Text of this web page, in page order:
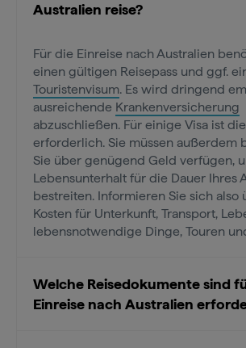
Australien reise?
Für die Einreise nach Australien
einen gültigen Reisepass und ggf.
Touristenvisum. Es wird dringend
ausreichende Krankenversicherung
abzuschließen. Für einige Visa ist
erforderlich. Sie müssen außerdem
Sie über genügend Geld verfügen,
Lebensunterhalt für die Dauer Ihres
bestreiten. Informieren Sie sich also
Kosten für Unterkunft, Transport,
lebensnotwendige Dinge, Touren
Welche Reisedokumente sind
Einreise nach Australien